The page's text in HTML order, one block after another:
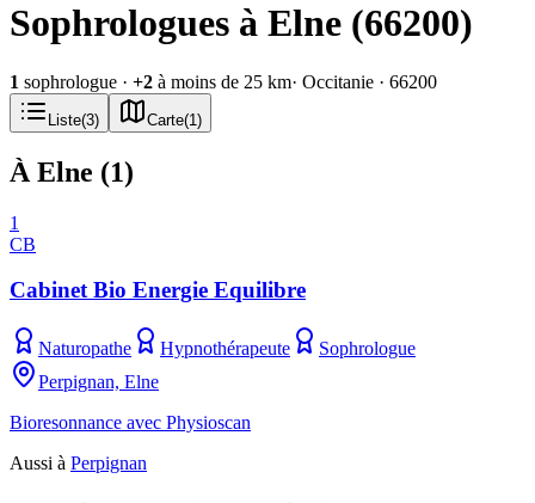
Sophrologues à Elne (66200)
1 sophrologue · +2 à moins de 25 km· Occitanie · 66200
Liste(3) Carte(1 )
À Elne (1)
1
CB
Cabinet Bio Energie Equilibre
Naturopathe Hypnothérapeute
Sophrologue
Perpignan, Elne
Bioresonnance avec Physioscan
Aussi à Perpignan